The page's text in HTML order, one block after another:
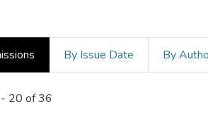
By Issue Date By
20 of 36